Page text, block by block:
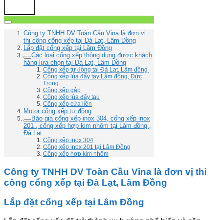
Công ty TNHH DV Toàn Cầu Vina là đơn vị
thi công cổng xếp tại Đà Lạt, Lâm Đồng
Lắp đặt cổng xếp tại Lâm Đồng
Các loại cổng xếp thông dụng được khách
hàng lựa chọn tại Đà Lạt, Lâm Đồng
Cổng xếp tự động tại Đà Lạt, Lâm đồng
Cổng xếp lùa đẩy tay Lâm đồng, Đức
Trọng
Cổng xếp gập
Cổng xếp lùa đẩy tau
Cổng xếp cửa liền
Motor cổng xếp tự đồng
Báo giá cổng xếp inox 304, cổng xếp inox
201 , cổng xếp hợp kim nhôm tại Lâm đồng ,
Đà Lạt.
Cổng xếp inox 304
Cổng xếp inox 201 tại Lâm Đồng
Cổng xếp hợp kim nhôm
Công ty TNHH DV Toàn Cầu Vina là đơn vị thi
công cổng xếp tại Đà Lạt, Lâm Đồng
Lắp đặt cổng xếp tại Lâm Đồng